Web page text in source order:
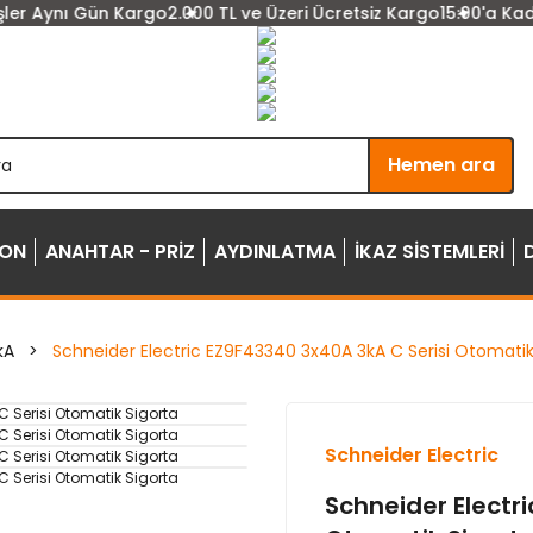
Gün Kargo2.000 TL ve Üzeri Ücretsiz Kargo15:00'a Kadar
Hemen ara
ANAHTAR - PRİZ AYDINLATMA İKAZ SİSTEMLERİ
Schneider Electric EZ9F43340 3x40A 3kA C Serisi
Schneider Electric
Schneider